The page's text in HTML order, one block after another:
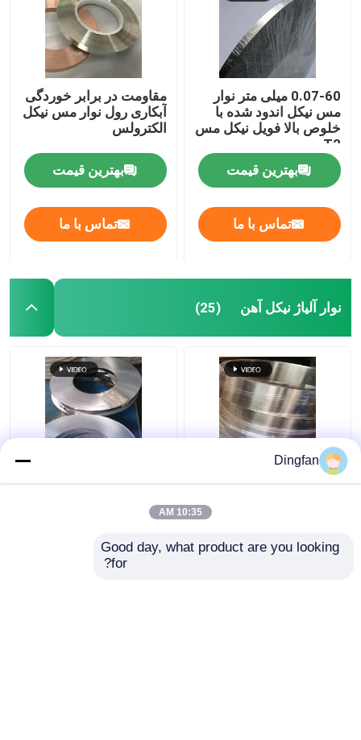
0.07-60 میلی متر نوار
مس نیکل اندود شده با
خلوص بالا فویل نیکل مس
T2
بهترین قیمت
تماس با ما
مقاومت در برابر خوردگی
آبکاری رول نوار مس نیکل
الکترولس
بهترین قیمت
تماس با ما
نوار آلیاژ نیکل آهن (25)
نوار آلیاژ نیکل آهن
Dingfan با نفوذپذیری
بهترین قیمت
مقاوم در برابر خوردگی
نفوذپذیری بالا
بهترین قیمت
Dingfan
10:35 AM
Good day, what product are you looking
for?